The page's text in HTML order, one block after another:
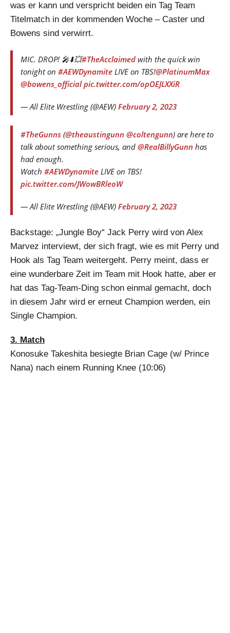
was er kann und verspricht beiden ein Tag Team
Titelmatch in der kommenden Woche – Caster und
Bowens sind verwirrt.
MIC. DROP! 🎤⬇️💥#TheAcclaimed with the quick win
tonight on #AEWDynamite LIVE on TBS!@PlatinumMax
@bowens_official pic.twitter.com/opOEJLXXiR
— All Elite Wrestling (@AEW) February 2, 2023
#TheGunns (@theaustingunn @coltengunn) are here to
talk about something serious, and @RealBillyGunn has
had enough.
Watch #AEWDynamite LIVE on TBS!
pic.twitter.com/JWowBRleoW
— All Elite Wrestling (@AEW) February 2, 2023
Backstage: „Jungle Boy“ Jack Perry wird von Alex
Marvez interviewt, der sich fragt, wie es mit Perry und
Hook als Tag Team weitergeht. Perry meint, dass er
eine wunderbare Zeit im Team mit Hook hatte, aber er
hat das Tag-Team-Ding schon einmal gemacht, doch
in diesem Jahr wird er erneut Champion werden, ein
Single Champion.
3. Match
Konosuke Takeshita besiegte Brian Cage (w/ Prince
Nana) nach einem Running Knee (10:06)